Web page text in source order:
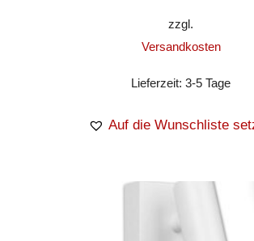
zzgl.
Versandkosten
Lieferzeit:3-5 Tage
Auf die Wunschliste